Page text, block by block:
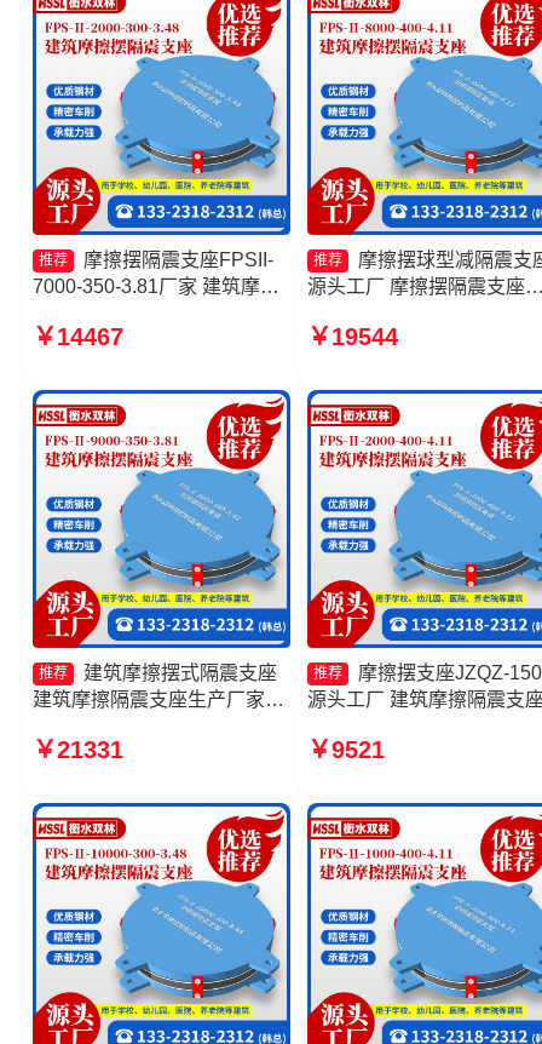
推荐
摩擦摆隔震支座FPSII-
7000-350-3.81厂家 建筑摩擦
JZQZ-15000多少钱 建筑摩擦
￥14467
推荐
摩擦摆球型减隔震支
源头工厂 摩擦摆隔震支座
擦摆隔震支座FPSII-4000-
隔震支座源头工厂
￥19544
推荐
建筑摩擦摆式隔震支座
建筑摩擦隔震支座生产厂家一
FPSII-9000-300-3.48源头工
￥21331
推荐
摩擦摆支座JZQZ-
源头工厂 建筑摩擦隔震支
支座源头工厂 摩擦摆隔震
￥9521